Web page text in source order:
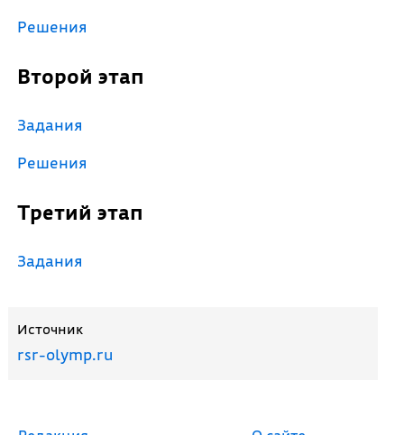
Решения
Второй этап
Задания
Решения
Третий этап
Задания
Источник
rsr-olymp.ru